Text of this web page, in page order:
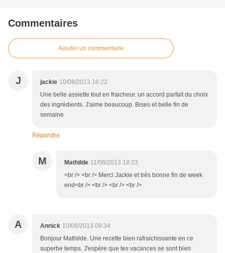
Commentaires
Ajouter un commentaire
J jackie 10/08/2013 16:22
Une belle assiette tout en fraicheur. un accord parfait du choix
des ingrédients. J'aime beaucoup. Bises et belle fin de
semaine
Répondre
M Mathilde 11/08/2013 18:23
<br /> <br /> Merci Jackie et très bonne fin de week
end<br /> <br /> <br /> <br />
A Annick 10/08/2013 09:34
Bonjour Mathilde. Une recette bien rafraichissante en ce
superbe temps. J'espére que tes vacances se sont bien